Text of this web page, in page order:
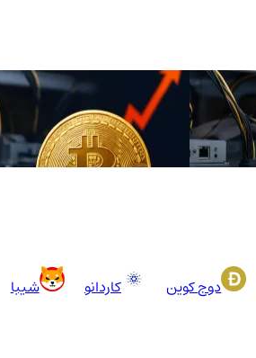
دوج کوین کاردانو شیبا